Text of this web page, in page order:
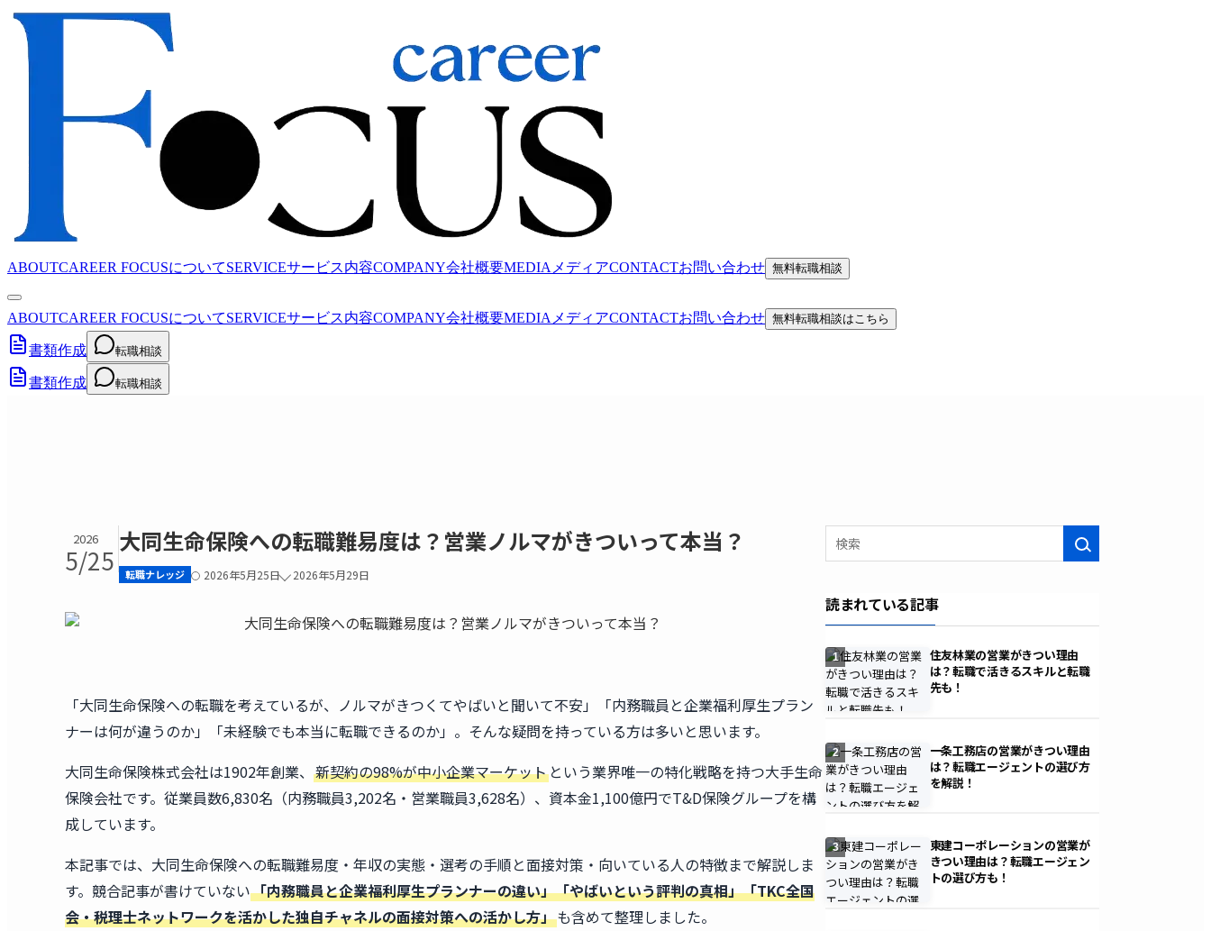
ABOUTCAREER FOCUSについてSERVICEサービス内容COMPANY会社概要MEDIA メディアCONTACTお問い合わせ 無料転職相談
ABOUTCAREER FOCUSについてSERVICEサービス内容COMPANY会社概要MEDIA メディアCONTACTお問い合わせ 無料転職相談はこちら
書類作成 転職相談
書類作成 転職相談
2026
5/25
大同生命保険への転職難易度は？営業ノルマがきついって本当？
転職ナレッジ 2026年5月25日 2026年5月29日
「大同生命保険への転職を考えているが、ノルマがきつくてやばいと聞いて不安」「内務職員と企業福利厚生プラン
ナーは何が違うのか」「未経験でも本当に転職できるのか」。そんな疑問を持っている方は多いと思います。
大同生命保険株式会社は1902年創業、 新契約の98%が中小企業マーケット という業界唯一の特化戦略を持つ大手生命
保険会社です。従業員数6,830名（内務職員3,202名・営業職員3,628名）、資本金1,100億円でT&D保険グループを構
成しています。
本記事では、大同生命保険への転職難易度・年収の実態・選考の手順と面接対策・向いている人の特徴まで解説しま
す。競合記事が書けていない「内務職員と企業福利厚生プランナーの違い」「やばいという評判の真相」「TKC全国
会・税理士ネットワークを活かした独自チャネルの面接対策への活かし方」も含めて整理しました。
検索
読まれている記事
1
住友林業の営業がきつい理由
は？転職で活きるスキルと転職
先も！
2
一条工務店の営業がきつい理由
は？転職エージェントの選び方
を解説！
3
東建コーポレーションの営業が
きつい理由は？転職エージェン
トの選び方も！